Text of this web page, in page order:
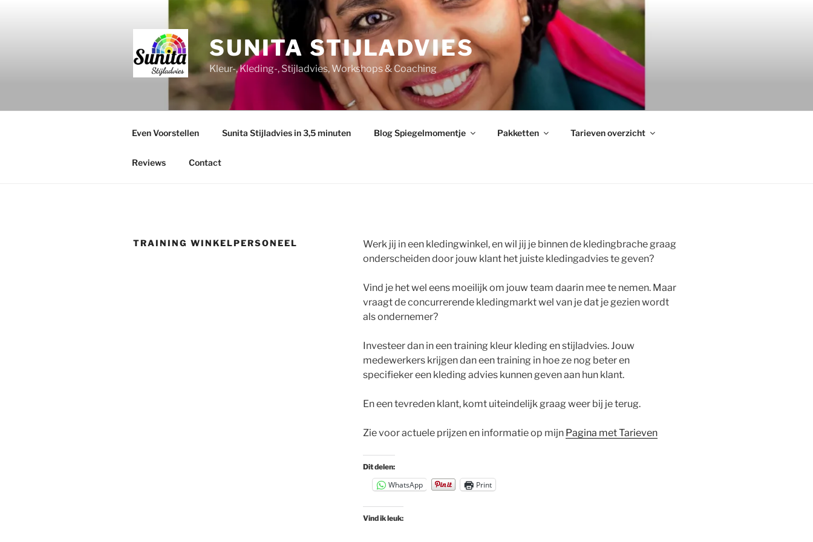
SUNITA STIJLADVIES
Kleur-, Kleding-, Stijladvies, Workshops & Coaching
Even Voorstellen Sunita Stijladvies in 3,5 minuten Blog Spiegelmomentje Pakketten Tarieven overzicht
Reviews Contact
TRAINING WINKELPERSONEEL
Werk jij in een kledingwinkel, en wil jij je binnen de kledingbrache graag
onderscheiden door jouw klant het juiste kledingadvies te geven?
Vind je het wel eens moeilijk om jouw team daarin mee te nemen. Maar
vraagt de concurrerende kledingmarkt wel van je dat je gezien wordt
als ondernemer?
Investeer dan in een training kleur kleding en stijladvies. Jouw
medewerkers krijgen dan een training in hoe ze nog beter en
specifieker een kleding advies kunnen geven aan hun klant.
En een tevreden klant, komt uiteindelijk graag weer bij je terug.
Zie voor actuele prijzen en informatie op mijn Pagina met Tarieven
Dit delen:
WhatsApp Print
Vind ik leuk: